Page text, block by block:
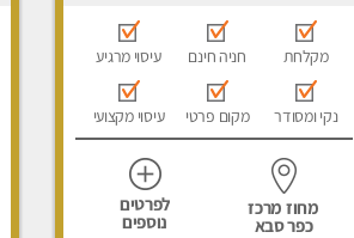
מקלחת חניה חינם עיסוי מרגיע
נקי ומסודר מקום פרטי עיסוי מקצועי
מחוז מרכז
כפר סבא
לפרטים
נוספים